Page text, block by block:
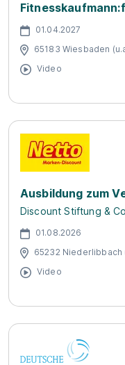
01.04.2027
65183 Wiesbaden
Video
Ausbildung zum
Discount Stiftung &
01.08.2026
65232 Niederlibbach
Video